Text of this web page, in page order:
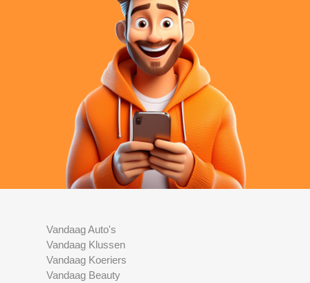
Vandaag Auto's
Vandaag Klussen
Vandaag Koeriers
Vandaag Beauty